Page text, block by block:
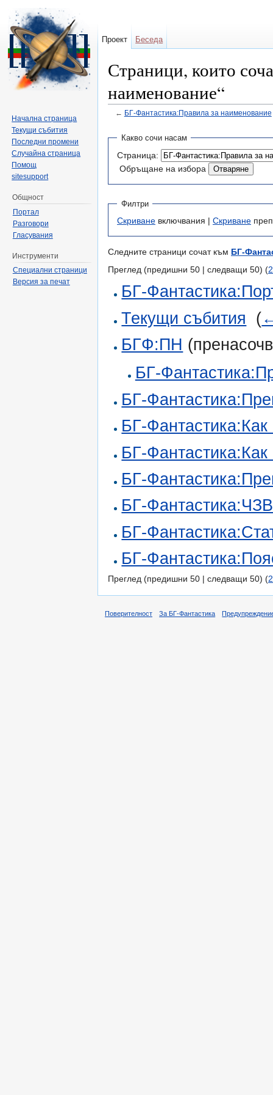
Страници, които
наименование“
← БГ-Фантастика:Правила за наименование
Какво сочи насам
Страница:
Обръщане на избора
Филтри
Скриване включвания | Скриване
Следните страници сочат към БГ-
Преглед (предишни 50 | следващи 50) (
БГ-
Текущи събития
(
БГФ:ПН
БГ-
БГ-
БГ-Фантастика:Как
БГ-Фантастика:Как
БГ-
БГ-
БГ-
БГ-
Преглед (предишни 50 | следващи 50) (
Проект Беседа
Начална страница
Текущи събития
Последни промени
Случайна страница
Помощ
sitesupport
Общност
Портал
Разговори
Гласувания
Инструменти
Специални страници
Версия за печат
Поверителност За БГ-Фантастика